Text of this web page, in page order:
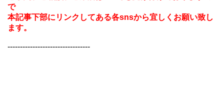
で
本記事下部にリンクしてある各snsから宜しくお願い致し
ます。
---------------------------------